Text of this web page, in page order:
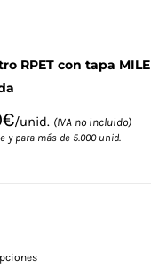
RPET con tapa MILE
€/unid. (IVA no incluido)
y para más de 5.000 unid.
Este